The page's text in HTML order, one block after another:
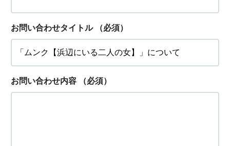
お問い合わせタイトル （必須）
お問い合わせ内容 （必須）